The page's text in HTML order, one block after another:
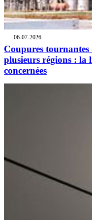
06-07-2026
Coupures tournantes
plusieurs régions : la
concernées